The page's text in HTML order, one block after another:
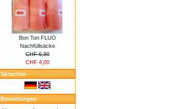
Bon Ton FLUO
Nachfüllsäcke
CHF 6,90
CHF 4,00
Sprachen
Bewertungen